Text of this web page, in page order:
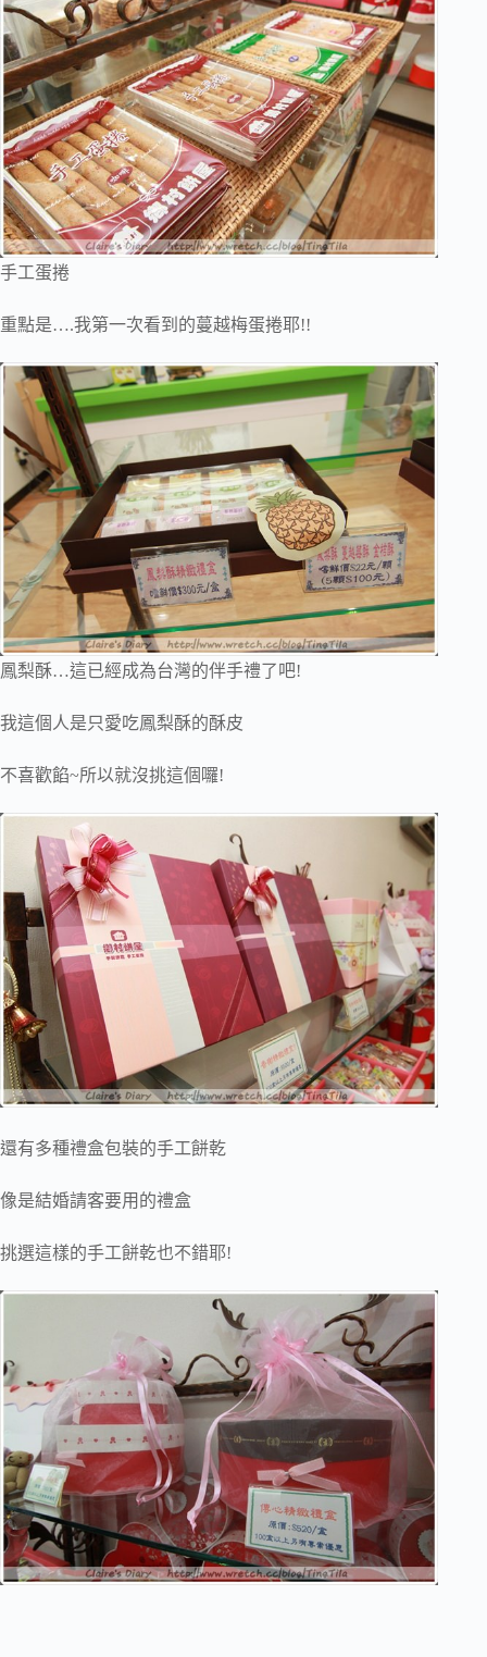
手工蛋捲
重點是….我第一次看到的蔓越梅蛋捲耶!!
鳳梨酥…這已經成為台灣的伴手禮了吧!
我這個人是只愛吃鳳梨酥的酥皮
不喜歡餡~所以就沒挑這個囉!
還有多種禮盒包裝的手工餅乾
像是結婚請客要用的禮盒
挑選這樣的手工餅乾也不錯耶!